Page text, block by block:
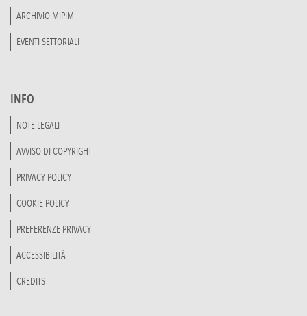
ARCHIVIO MIPIM
EVENTI SETTORIALI
INFO
NOTE LEGALI
AVVISO DI COPYRIGHT
PRIVACY POLICY
COOKIE POLICY
PREFERENZE PRIVACY
ACCESSIBILITÀ
CREDITS